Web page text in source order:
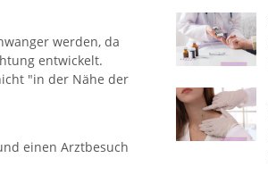
werden, da
entwickelt.
"in der Nähe der
einen Arztbesuch